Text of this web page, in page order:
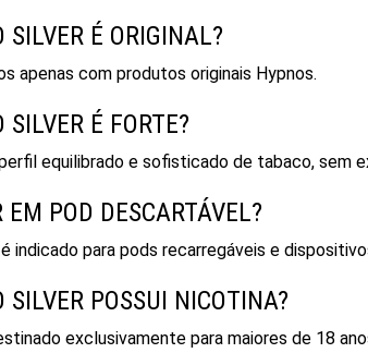
SILVER É ORIGINAL?
apenas com produtos originais Hypnos.
SILVER É FORTE?
equilibrado e sofisticado de tabaco, sem
EM POD DESCARTÁVEL?
indicado para pods recarregáveis e
SILVER POSSUI NICOTINA?
exclusivamente para maiores de 18